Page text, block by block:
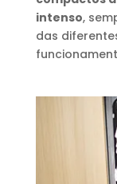
intenso,
das